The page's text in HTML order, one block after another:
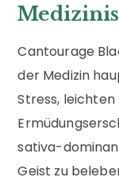
Cantourage
der Medizin
Stress,
sativa-
Geist zu